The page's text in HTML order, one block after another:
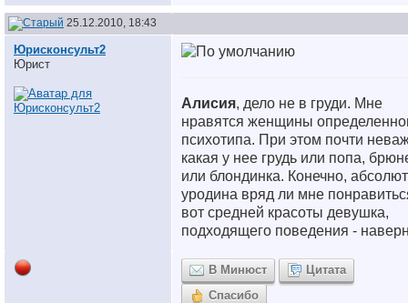
25.12.2010, 18:43
Юрисконсульт2
Юрист
Алисия, дело не в груди. Мне
нравятся женщины
психотипа. При этом почти
какая у нее грудь или попа,
или блондинка. Конечно,
уродина вряд ли мне
вот средней красоты девушка,
подходящего поведения -
В Минюст
Цитата
Спасибо